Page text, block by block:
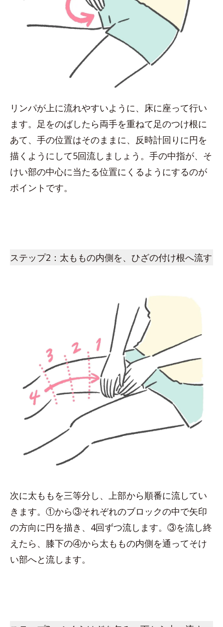
リンパが上に流れやすいように、床に座って行い
ます。足をのばしたら両手を重ねて足のつけ根に
あて、手の位置はそのままに、反時計回りに円を
描くようにして5回流しましょう。手の中指が、そ
けい部の中心に当たる位置にくるようにするのが
ポイントです。
ステップ2：太ももの内側を、ひざの付け根へ流す
次に太ももを三等分し、上部から順番に流してい
きます。①から③それぞれのブロックの中で矢印
の方向に円を描き、4回ずつ流します。③を流し終
えたら、膝下の④から太ももの内側を通ってそけ
い部へと流します。